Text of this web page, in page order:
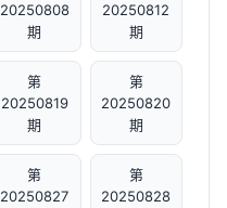
20250808
期
20250812
期
第
20250819
期
第
20250820
期
第
20250827
第
20250828